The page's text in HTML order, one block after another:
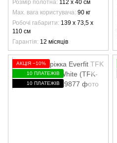
Розмір полотна 112 х 40 см
Max. вага користувача 90 кг
Робочі габарити 139 x 73,5 x
110 см
Гарантія 12 місяців
АКЦІЯ −10%
10 ПЛАТЕЖІВ
10 ПЛАТЕЖІВ